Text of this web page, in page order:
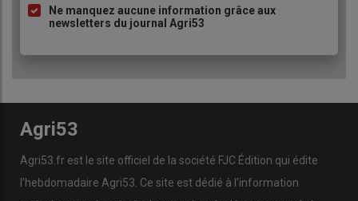
Ne manquez aucune information grâce aux
newsletters du journal Agri53
Agri53
Agri53.fr est le site officiel de la société FJC Édition qui édite
l’hebdomadaire Agri53. Ce site est dédié à l’information